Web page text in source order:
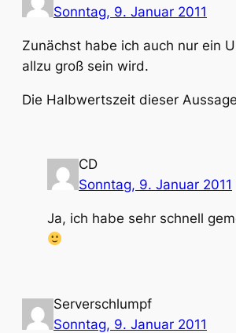
Sonntag, 9. Januar 2011
Zunächst habe ich auch nur ein
allzu groß sein wird.
Die Halbwertszeit dieser
CD
Sonntag, 9. Januar 2011
Ja, ich habe sehr schnell
Serverschlumpf
Sonntag, 9. Januar 2011